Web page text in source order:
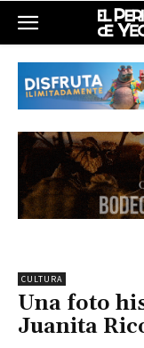
CULTURA
Una foto
Juanita